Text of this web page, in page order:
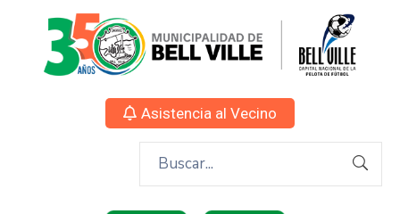
Asistencia al Vecino